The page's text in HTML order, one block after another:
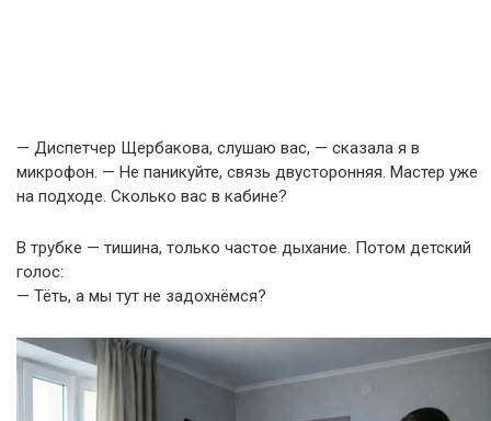
— Диспетчер Щербакова, слушаю вас, — сказала я в
микрофон. — Не паникуйте, связь двусторонняя. Мастер уже
на подходе. Сколько вас в кабине?
В трубке — тишина, только частое дыхание. Потом детский
голос:
— Тёть, а мы тут не задохнёмся?